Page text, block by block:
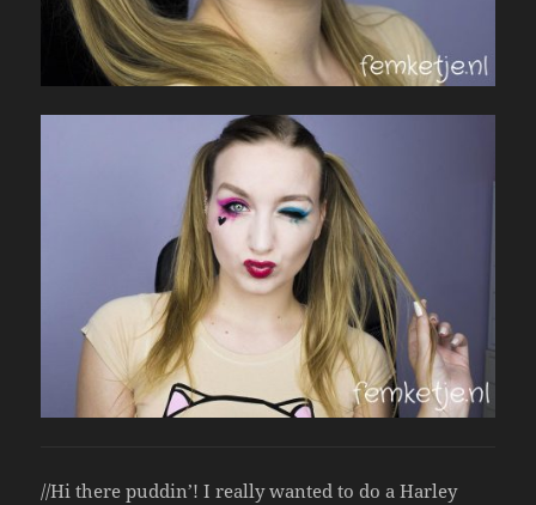
//Hi there puddin’! I really wanted to do a Harley